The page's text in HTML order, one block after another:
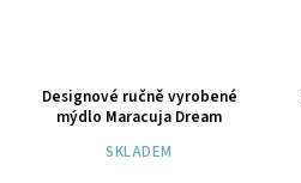
Designové ručně vyrobené
mýdlo Maracuja Dream
SKLADEM